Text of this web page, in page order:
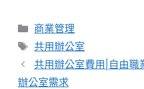
分
類
商業管理
標
籤
共用辦公室
共用辦公室費用|自由職
辦公室需求